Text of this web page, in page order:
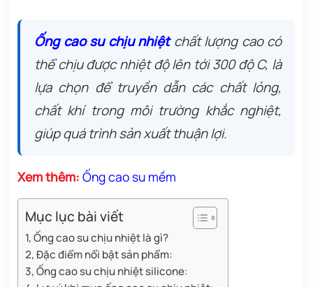
Ống cao su chịu nhiệtchất lượng cao có
thể chịu được nhiệt độ lên tới 300 độ C, là
lựa chọn để truyền dẫn các chất lỏng,
chất khí trong môi trường khắc nghiệt,
giúp quá trình sản xuất thuận lợi.
Xem thêm: Ống cao su mềm
Mục lục bài viết
1, Ống cao su chịu nhiệt là gì?
2, Đặc điểm nổi bật sản phẩm:
3, Ống cao su chịu nhiệt silicone: